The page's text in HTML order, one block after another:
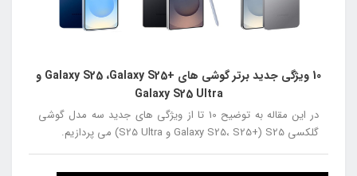
10 ویژگی جدید برتر گوشی های +Galaxy S25 ،Galaxy S25 و
Galaxy S25 Ultra
در این مقاله به توضیح 10 تا از ویژگی های جدید سه مدل گوشی
گلکسی S25 (+Galaxy S25، S25 و S25 Ultra) می پردازیم.